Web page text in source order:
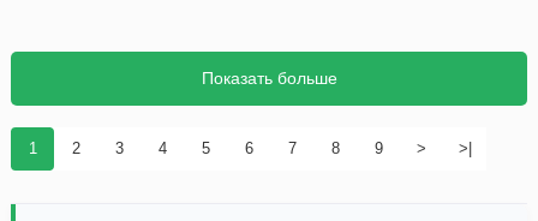
1 2 3 4 5 6 7 8 9 > >|
Показать больше